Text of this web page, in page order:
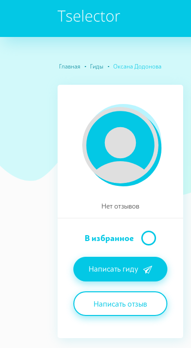
Главная Гиды Оксана Додонова
Нет отзывов
В избранное
Написать гиду
Написать отзыв